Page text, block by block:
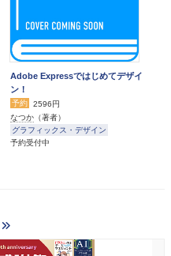
Adobe Expressではじめてデザイ
ン！
予約
2596円
なつか （著者）
グラフィックス・デザイン
予約受付中